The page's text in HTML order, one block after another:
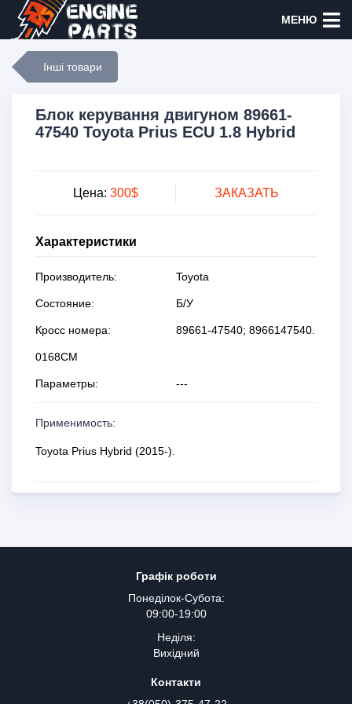
МЕНЮ
Інші товари
Блок керування двигуном 89661-
47540 Toyota Prius ECU 1.8 Hybrid
Цена: 300$ ЗАКАЗАТЬ
Характеристики
Производитель: Toyota
Состояние: Б/У
Кросс номера: 89661-47540; 8966147540.
0168СM
Параметры: ---
Применимость:
Toyota Prius Hybrid (2015-).
Графік роботи
Понеділок-Субота:
09:00-19:00
Неділя:
Вихідний
Контакти